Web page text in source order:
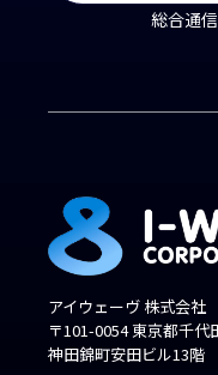
総合通
アイウェーヴ 株式会社
〒101-0054 東京都千代
神田錦町安田ビル13階